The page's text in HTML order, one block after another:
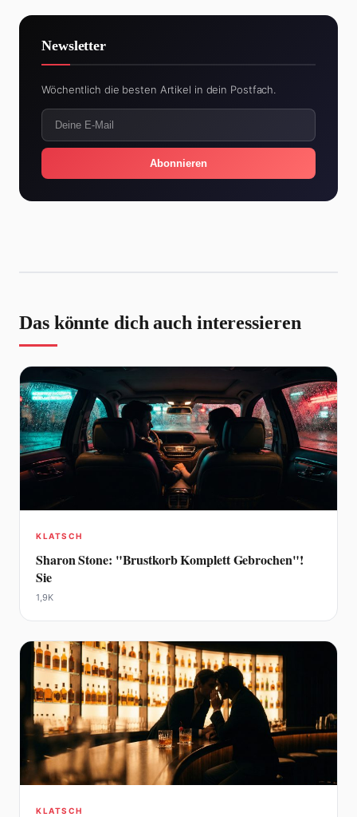
Newsletter
Wöchentlich die besten Artikel in dein Postfach.
Abonnieren
Das könnte dich auch interessieren
KLATSCH
Sharon Stone: "Brustkorb Komplett Gebrochen"!
Sie
1,9K
KLATSCH